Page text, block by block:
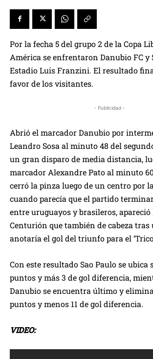
Por la fecha 5 del grupo 2 de la Copa
América se enfrentaron Danubio FC y
Estadio Luis Franzini. El resultado
favor de los visitantes.
- Publicidad -
Abrió el marcador Danubio por
Leandro Sosa al minuto 48 del
un gran disparo de media distancia,
marcador Alexandre Pato al minuto
cerró la pinza luego de un centro por
cuando parecía que el partido
entre uruguayos y brasileros, apareció
Centurión que también de cabeza tras
anotaría el gol del triunfo para el
Con este resultado Sao Paulo se ubica
puntos y más 3 de gol diferencia,
Danubio se encuentra último y
puntos y menos 11 de gol diferencia.
VIDEO: